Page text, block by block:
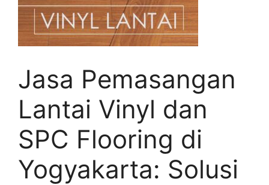
Jasa Pemasangan
Lantai Vinyl dan
SPC Flooring di
Yogyakarta: Solusi